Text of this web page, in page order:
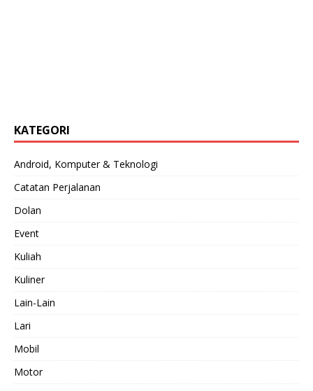
KATEGORI
Android, Komputer & Teknologi
Catatan Perjalanan
Dolan
Event
Kuliah
Kuliner
Lain-Lain
Lari
Mobil
Motor